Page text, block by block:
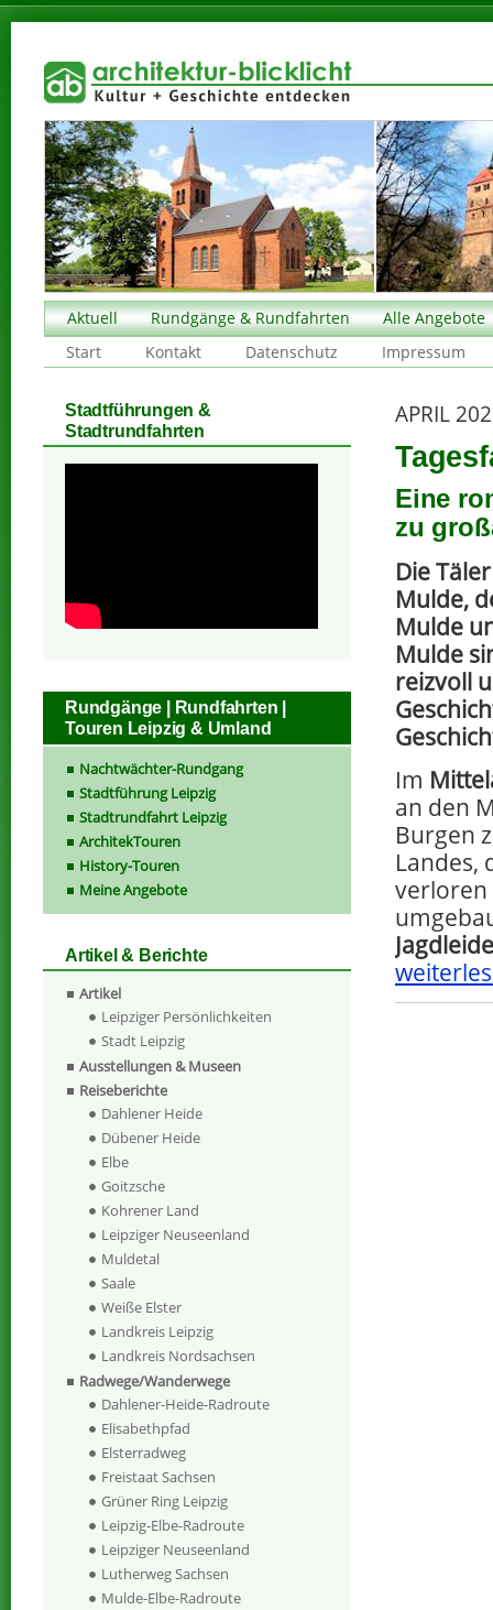
Aktuell Rundgänge & Rundfahrten
Alle Angebote
Start
Kontakt Datenschutz Impressum
APRIL
Eine
zu
Die
Mulde,
Mulde
Mulde
reizvoll
Im
an den
Burgen
Landes,
Stadtführungen &
Stadtrundfahrten
Rundgänge | Rundfahrten |
Touren Leipzig & Umland
Nachtwächter-Rundgang
Stadtführung Leipzig
Stadtrundfahrt Leipzig
ArchitekTouren
History-Touren
Meine Angebote
Artikel & Berichte
Artikel
Leipziger Persönlichkeiten
Stadt Leipzig
Ausstellungen & Museen
Reiseberichte
Dahlener Heide
Dübener Heide
Elbe
Goitzsche
Kohrener Land
Leipziger Neuseenland
Muldetal
Saale
Weiße Elster
Landkreis Leipzig
Landkreis Nordsachsen
Radwege/Wanderwege
Dahlener-Heide-Radroute
Elisabethpfad
Elsterradweg
Freistaat Sachsen
Grüner Ring Leipzig
Leipzig-Elbe-Radroute
Leipziger Neuseenland
Lutherweg Sachsen
Mulde-Elbe-Radroute